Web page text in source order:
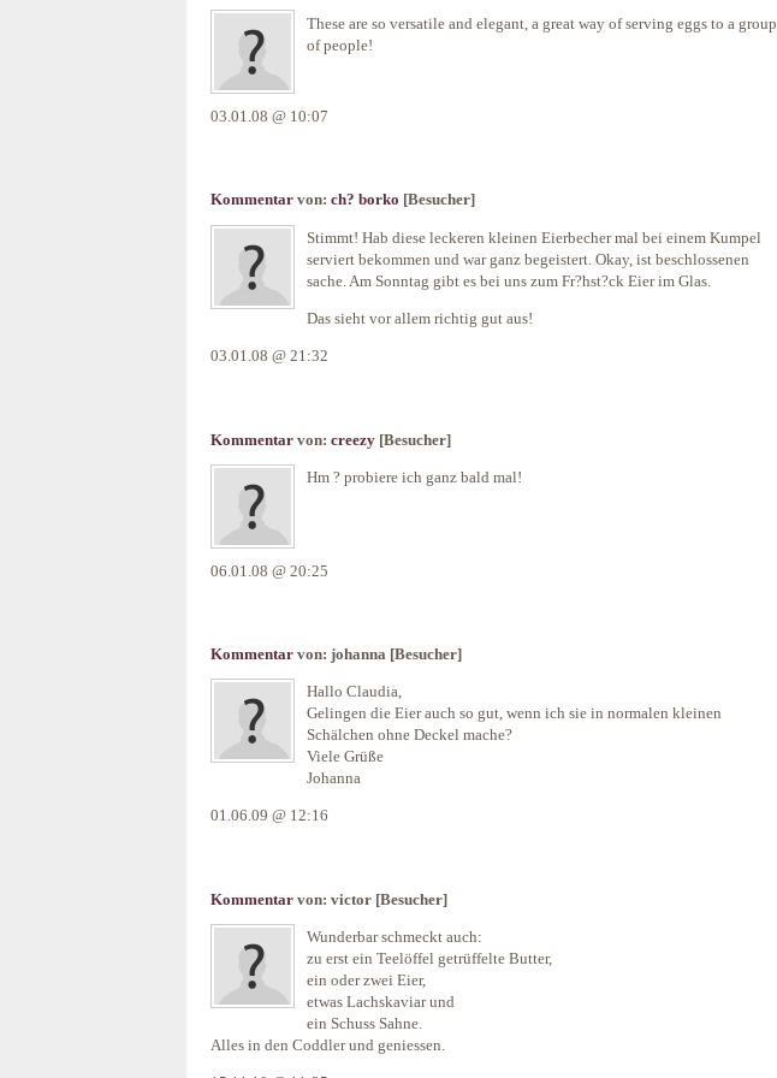
These are so versatile and elegant, a great way of serving eggs to a group
of people!
03.01.08 @ 10:07
Kommentar von: ch? borko [Besucher]
Stimmt! Hab diese leckeren kleinen Eierbecher mal bei einem Kumpel
serviert bekommen und war ganz begeistert. Okay, ist beschlossenen
sache. Am Sonntag gibt es bei uns zum Fr?hst?ck Eier im Glas.
Das sieht vor allem richtig gut aus!
03.01.08 @ 21:32
Kommentar von: creezy [Besucher]
Hm ? probiere ich ganz bald mal!
06.01.08 @ 20:25
Kommentar von: johanna [Besucher]
Hallo Claudia,
Gelingen die Eier auch so gut, wenn ich sie in normalen kleinen
Schälchen ohne Deckel mache?
Viele Grüße
Johanna
01.06.09 @ 12:16
Kommentar von: victor [Besucher]
Wunderbar schmeckt auch:
zu erst ein Teelöffel getrüffelte Butter,
ein oder zwei Eier,
etwas Lachskaviar und
ein Schuss Sahne.
Alles in den Coddler und geniessen.